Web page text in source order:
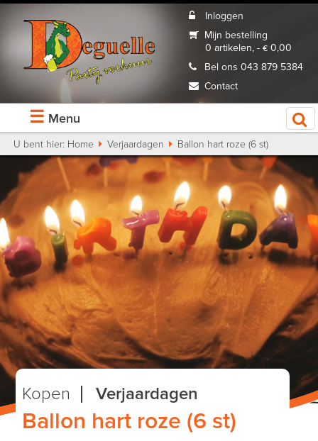
Inloggen
Mijn bestelling
0 artikelen, - € 0,00
Bel ons 043 879 5384
Contact
☰ Menu
U bent hier: Home Verjaardagen Ballon hart roze (6 st)
Kopen Verjaardagen
Ballon hart roze (6 st)